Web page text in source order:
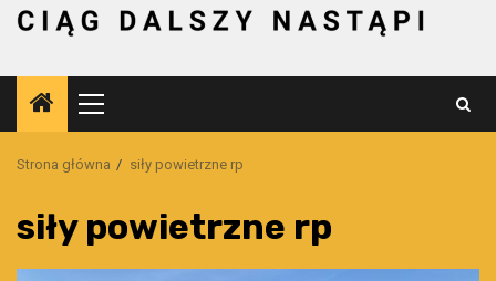
Menu
główne
Strona główna siły powietrzne rp
siły powietrzne rp